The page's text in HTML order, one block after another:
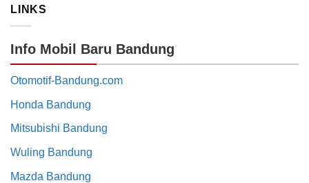
LINKS
Info Mobil Baru Bandung
Otomotif-Bandung.com
Honda Bandung
Mitsubishi Bandung
Wuling Bandung
Mazda Bandung